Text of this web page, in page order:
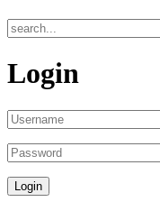
Login